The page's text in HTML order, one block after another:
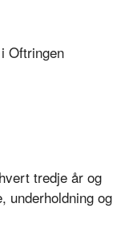
Oftringen
tredje år og
underholdning og